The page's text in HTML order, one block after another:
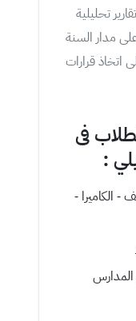
تحليلية
مدار السنة
اتخاذ قرارات
فى
:
- الكاميرا -